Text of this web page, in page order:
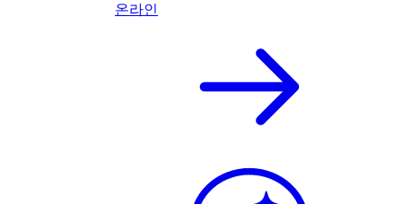
온라인